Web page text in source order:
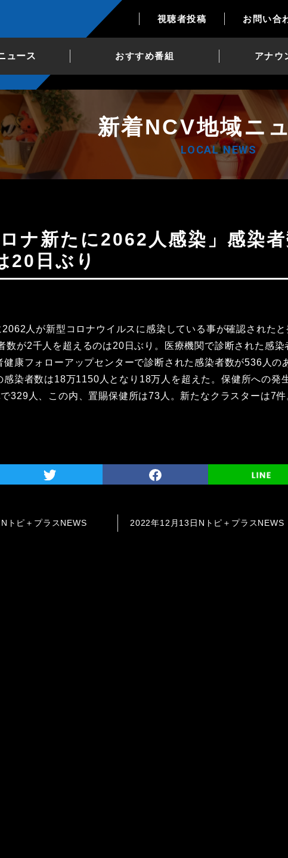
視聴者投稿 お問い合
ュース おすすめ番組 アナウ
新着NCV地域ニ
LOCAL NEWS
20日ぶり
人が新型コロナウイルスに感染している事が確認されたと
数が2千人を超えるのは20日ぶり。医療機関で診断された感染
健康フォローアップセンターで診断された感染者数が536人の
感染者数は18万1150人となり18万人を超えた。保健所への発
329人、この内、置賜保健所は73人。新たなクラスターは7件
トピ＋プラスNEWS 2022年12月13日Nトピ＋プラスNEWS